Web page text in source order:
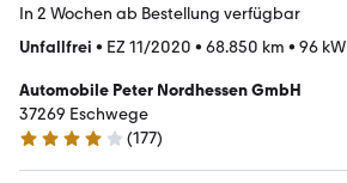
In 2 Wochen ab Bestellung verfügbar
Unfallfrei • EZ 11/2020 • 68.850 km • 96 kW
Automobile Peter Nordhessen GmbH
37269 Eschwege
4.2 Sterne
(177)